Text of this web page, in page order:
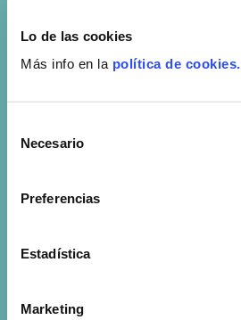
Lo de las cookies
Más info en la política de cookies.
Necesario
Preferencias
Estadística
Marketing